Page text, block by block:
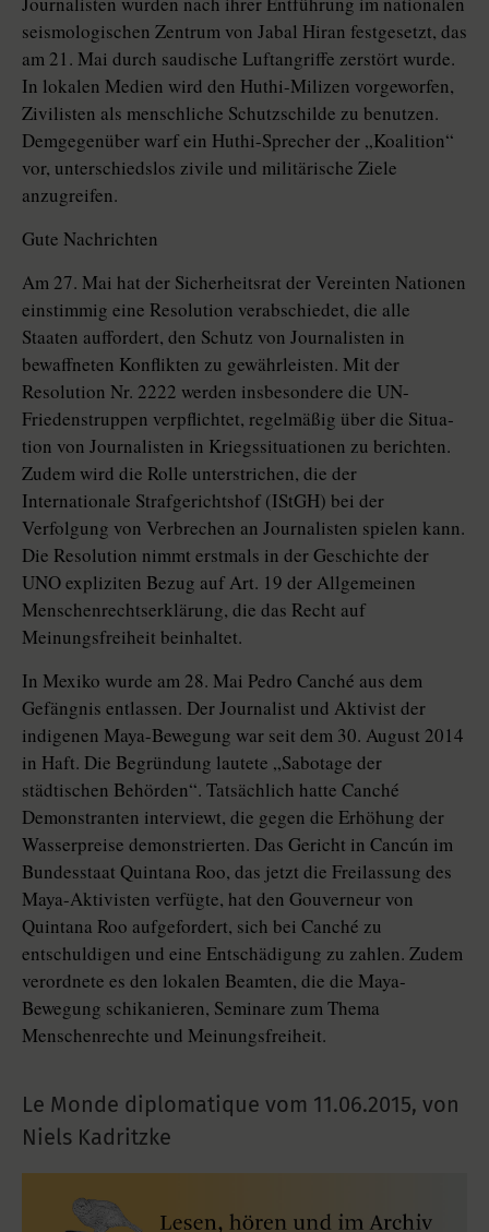
seismologischen Zentrum von Jabal Hiran festgesetzt, das
am 21. Mai durch saudische Luftangriffe zerstört wurde.
In lokalen Medien wird den Huthi-Milizen vorgeworfen,
Zivilisten als menschliche Schutzschilde zu benutzen.
Demgegenüber warf ein Huthi-Sprecher der „Koa­li­tion“
vor, unterschiedslos zivile und militärische Ziele
anzugreifen.
Gute Nachrichten
Am 27. Mai hat der Sicherheitsrat der Vereinten Nationen
einstimmig eine Resolution verabschiedet, die alle
Staaten auffordert, den Schutz von Journalisten in
bewaffneten Konflikten zu gewährleisten. Mit der
Resolution Nr. 2222 werden insbesondere die UN-
Friedenstruppen verpflichtet, regelmäßig über die Situa­
tion von Journalisten in Kriegssituationen zu berichten.
Zudem wird die Rolle unterstrichen, die der
Internationale Strafgerichtshof (IStGH) bei der
Verfolgung von Verbrechen an Journalisten spielen kann.
Die Resolution nimmt erstmals in der Geschichte der
UNO expliziten Bezug auf Art. 19 der Allgemeinen
Menschenrechtserklärung, die das Recht auf
Meinungsfreiheit beinhaltet.
In Mexiko wurde am 28. Mai Pedro Canché aus dem
Gefängnis entlassen. Der Journalist und Aktivist der
indigenen Maya-Bewegung war seit dem 30. August 2014
in Haft. Die Begründung lautete „Sabotage der
städtischen Behörden“. Tatsächlich hatte Canché
Demonstranten interviewt, die gegen die Erhöhung der
Wasserpreise demonstrierten. Das Gericht in Cancún im
Bundesstaat Quintana Roo, das jetzt die Freilassung des
Maya-Aktivisten verfügte, hat den Gouverneur von
Quintana Roo aufgefordert, sich bei Canché zu
entschuldigen und eine Entschädigung zu zahlen. Zudem
verordnete es den lokalen Beamten, die die Maya-
Bewegung schikanieren, Seminare zum Thema
Menschenrechte und Meinungsfreiheit.
Le Monde diplomatique vom 11.06.2015, von
Niels Kadritzke